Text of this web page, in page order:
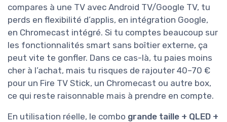
compares à une TV avec Android TV/Google TV, tu
perds en flexibilité d’applis, en intégration Google,
en Chromecast intégré. Si tu comptes beaucoup sur
les fonctionnalités smart sans boîtier externe, ça
peut vite te gonfler. Dans ce cas-là, tu paies moins
cher à l’achat, mais tu risques de rajouter 40–70 €
pour un Fire TV Stick, un Chromecast ou autre box,
ce qui reste raisonnable mais à prendre en compte.
En utilisation réelle, le combo grande taille + QLED +